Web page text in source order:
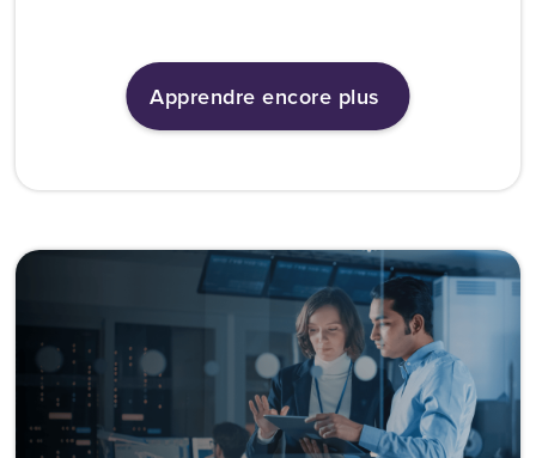
Apprendre encore plus